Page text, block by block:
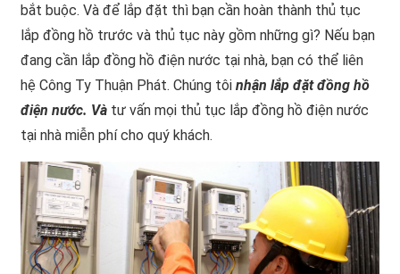
bắt buộc. Và để lắp đặt thì bạn cần hoàn thành thủ tục
lắp đồng hồ trước và thủ tục này gồm những gì? Nếu bạn
đang cần lắp đồng hồ điện nước tại nhà, bạn có thể liên
hệ Công Ty Thuận Phát. Chúng tôi nhận lắp đặt đồng hồ
điện nước. Và tư vấn mọi thủ tục lắp đồng hồ điện nước
tại nhà miễn phí cho quý khách.